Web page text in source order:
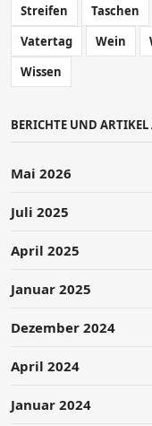
Streifen
Taschen
Vatertag
Wein
Wissen
BERICHTE UND ARTIKEL
Mai 2026
Juli 2025
April 2025
Januar 2025
Dezember 2024
April 2024
Januar 2024